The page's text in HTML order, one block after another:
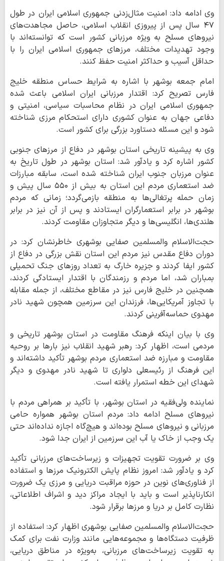
وی ادامه داد: امنیت مثال‌زدنی جمهوری اسلامی ایران در طول
۴۷ سال پس از پیروزی انقلاب اسلامی، حاصل مجاهدت‌های
نیروهای مسلح به ویژه مرزبانی کشور است که توانسته‌اند با
وجود تهدیدات مختلف، مرزهای جمهوری اسلامی ایران را با
حداقل آسیب و حداکثر امنیت حفظ کنند.
امام جمعه بوشهر با اشاره به شرایط حساس منطقه خلیج
فارس تصریح کرد: اقتدار مرزبانی ایران اسلامی باعث شده
جمهوری اسلامی ایران در نظام محاسبات سیاسی، امنیتی و
دفاعی جهان به عنوان کشوری دارای استحکام مرزی شناخته
شود و این مسئله دستاورد بزرگی برای کشور است.
وی به پیشینه تاریخی استان بوشهر در دفاع از مرزهای جنوبی
کشور اشاره کرد و یادآور شد: استان بوشهر در طول تاریخ به
عنوان مرزبان جنوب ایران شناخته شده است، سابقه مبارزات
ضد استعماری مردم این استان به بیش از ۵۵۰ سال پیش و
زمان حمله پرتغالی‌ها به منطقه بازمی‌گردد؛ زمانی که مردم
بوشهر در برابر استعمارگران ایستادند و پس از آن نیز در برابر
هلندی‌ها، انگلیسی‌ها و دیگر متجاوزان مقاومت کردند.
حجت‌الاسلام والمسلمین صفایی بوشهری خاطرنشان کرد: در
دوران دفاع مقدس نیز مردم این استان نقش بزرگی در دفاع از
کشور ایفا کردند و جزیره خارگ به تعداد روزهای جنگ تحمیلی
بمباران شد، اما مردم و رزمندگان با اقتدار ایستادگی کردند،
همچنین در خلیج فارس نیز در مقاطع مختلف، از جمله مقابله
با تجاوز آمریکایی‌ها، فرزندان این سرزمین همچون شهید نادر
مهدوی حماسه‌آفرینی کردند.
وی با بیان اینکه فرهنگ مقاومت در استان بوشهر تاریخی و
مردمی است، اظهار کرد: رهبر شهید انقلاب نیز بارها بر روحیه
مقاومت و مبارزه ضد استعماری مردم بوشهر تأکید داشته‌اند و
این فرهنگ از رئیسعلی دلواری تا شهید نادر مهدوی و دیگر
شهدای این خطه استمرار یافته است.
نماینده ولی‌فقیه در استان بوشهر، با تأکید بر همراهی مردم با
نیروهای مسلح ادامه داد: مردم استان بوشهر همواره حامی
مرزبانی و نیروهای مسلح بوده‌اند و هیچ‌گاه اجازه نداده‌اند حتی
یک وجب از خاک یا آب این سرزمین از ایران جدا شود.
وی بر ضرورت تقویت تجهیزات و زیرساخت‌های مرزبانی تأکید
کرد و یادآور شد: امروز نظام پایش الکترونیک مرزها و استفاده
از فناوری‌های نوین در حوزه مراقبت دریایی و مرزی یک ضرورت
انکارناپذیر است و باید با ایجاد مراکز دید و اشراف اطلاعاتی،
نظارت کامل بر دریا و مرزها برقرار شود.
حجت‌الاسلام والمسلمین صفایی بوشهری اظهار کرد: استفاده از
ظرفیت دستگاه‌ها و مجموعه‌هایی مانند وزارت نفت برای کمک
به تقویت زیرساخت‌های مرزبانی، به‌ویژه در مناطق دریایی،